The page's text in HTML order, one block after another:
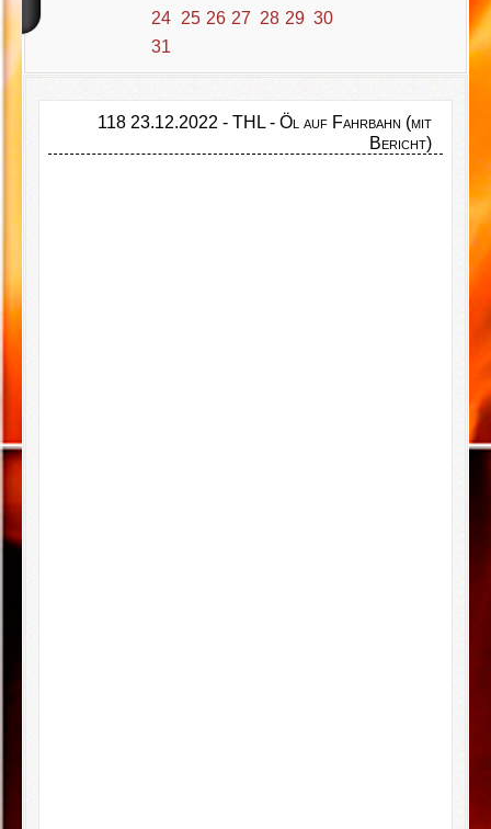
24 25 26 27 28 29 30
31
118 23.12.2022 - THL - Öl auf Fahrbahn (mit
Bericht)